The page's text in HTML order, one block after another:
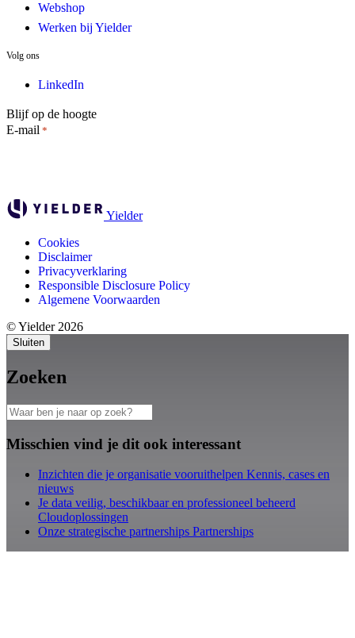
Webshop
Werken bij Yielder
Volg ons
LinkedIn
Blijf op de hoogte
E-mail *
Yielder
Cookies
Disclaimer
Privacyverklaring
Responsible Disclosure Policy
Algemene Voorwaarden
© Yielder 2026
Sluiten
Zoeken
Misschien vind je dit ook interessant
Inzichten die je organisatie vooruithelpen Kennis, cases en
nieuws
Je data veilig, beschikbaar en professioneel beheerd
Cloudoplossingen
Onze strategische partnerships Partnerships